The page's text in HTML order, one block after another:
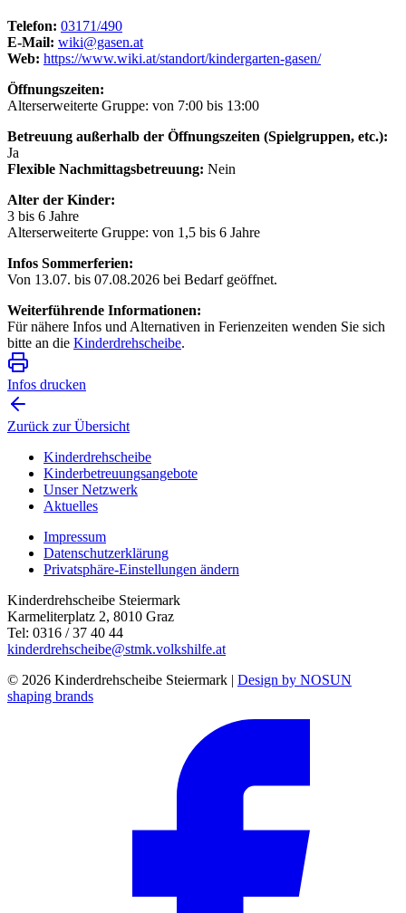
Telefon: 03171/490
E-Mail: wiki@gasen.at
Web: https://www.wiki.at/standort/kindergarten-gasen/
Öffnungszeiten:
Alterserweiterte Gruppe: von 7:00 bis 13:00
Betreuung außerhalb der Öffnungszeiten (Spielgruppen, etc.):
Ja
Flexible Nachmittagsbetreuung: Nein
Alter der Kinder:
3 bis 6 Jahre
Alterserweiterte Gruppe: von 1,5 bis 6 Jahre
Infos Sommerferien:
Von 13.07. bis 07.08.2026 bei Bedarf geöffnet.
Weiterführende Informationen:
Für nähere Infos und Alternativen in Ferienzeiten wenden Sie sich
bitte an die Kinderdrehscheibe.
Infos drucken
Zurück zur Übersicht
Kinderdrehscheibe
Kinderbetreuungs­angebote
Unser Netzwerk
Aktuelles
Impressum
Datenschutzerklärung
Privatsphäre-Einstellungen ändern
Kinderdrehscheibe Steiermark
Karmeliterplatz 2, 8010 Graz
Tel: 0316 / 37 40 44
kinderdrehscheibe@stmk.volkshilfe.at
© 2026 Kinderdrehscheibe Steiermark | Design by NOSUN
shaping brands